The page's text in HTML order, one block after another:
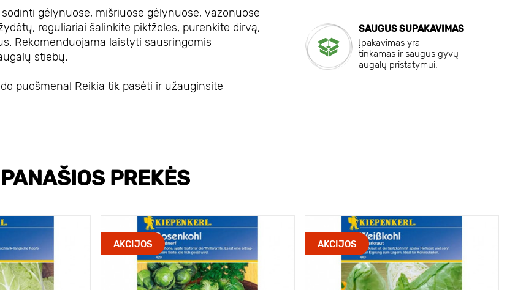
gėlynuose, mišriuose gėlynuose, vazonuose
reguliariai šalinkite piktžoles, purenkite dirvą,
Rekomenduojama laistyti sausringomis
stiebų.
puošmena! Reikia tik pasėti ir užauginsite
SAUGUS SUPAKAVIMAS
Įpakavimas yra
tinkamas ir saugus gyvų
augalų pristatymui.
PANAŠIOS PREKĖS
AKCIJOS AKCIJOS